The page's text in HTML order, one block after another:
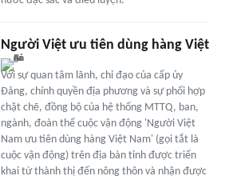
Người Việt ưu tiên dùng hàng Việt
Với sự quan tâm lãnh, chỉ đạo của cấp ủy
Đảng, chính quyền địa phương và sự phối hợp
chặt chẽ, đồng bộ của hệ thống MTTQ, ban,
ngành, đoàn thể cuộc vận động 'Người Việt
Nam ưu tiên dùng hàng Việt Nam' (gọi tắt là
cuộc vận động) trên địa bàn tỉnh được triển
khai từ thành thị đến nông thôn và nhận được